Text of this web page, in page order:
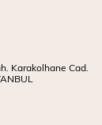
Karakolhane Cad.